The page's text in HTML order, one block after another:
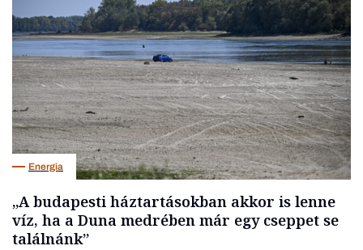
Energia
„A budapesti háztartásokban akkor is lenne
víz, ha a Duna medrében már egy cseppet se
találnánk”